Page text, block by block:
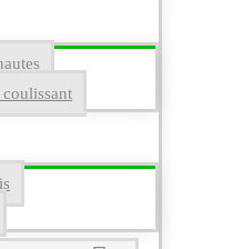
coulissant